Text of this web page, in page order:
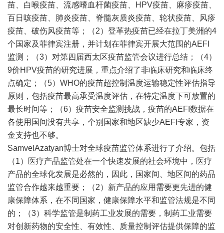
苗、白喉疫苗、流感嗜血杆菌疫苗、HPV疫苗、麻疹疫苗、
百日咳疫苗、肺炎疫苗、脊髓灰质炎疫苗、轮状疫苗、风疹
疫苗、破伤风疫苗等；（2）登革热疫苗已经在拉丁美洲的4
个国家及菲律宾注册，并计划在菲律宾开展大范围的AEFI
监测；（3）对第四届西太区疫苗监管会议进行总结；（4）
9价HPV疫苗的研究进展，重点介绍了非临床研究和临床终
点确定；（5）WHO的疫苗超控制温度运输稳定性评估指导
原则，包括疫苗最高承受温度评估，在特定温度下可放置的
最长时间等；（6）疫苗安全监测挑战，疫苗的AEFI数据在
各使用国间没有共享，个别国家和地区缺少AEFI专家，资
金支持也不够。
SamvelAzatyan博士对全球疫苗监管体系进行了介绍。包括
（1）医疗产品监管处在一个快速发展的社会环境中，医疗
产品的全球化发展是必然的，因此，国家间、地区间的药品
监管合作越来越重要；（2）新产品的应用需要更先进的健
康保障体系，在不同国家，健康保障水平和监管法规是不同
的；（3）科学监管是制药工业发展的需要，制药工业需要
对创新药物的安全性、有效性、质量控制评估提供保障的监